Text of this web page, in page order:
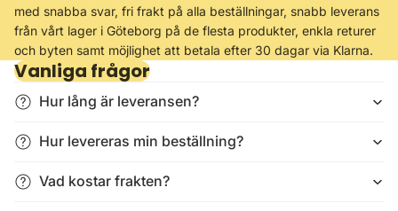
med snabba svar, fri frakt på alla beställningar, snabb leverans
från vårt lager i Göteborg på de flesta produkter, enkla returer
och byten samt möjlighet att betala efter 30 dagar via Klarna.
Vanliga frågor
Hur lång är leveransen?
Hur levereras min beställning?
Vad kostar frakten?